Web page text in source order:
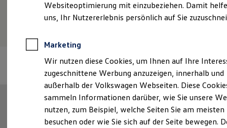
Großkunden
Behörden
Anpfiff zum Gewinn
Elektroautos
ID. Tutorials
Elektrofahrzeugkonzepte
Reichweite
Reichweite der ID. Modelle
Reichweite im Winter
Impressum & Rechtliches)
Websiteoptimierung mit einzubeziehen. Damit
uns, Ihr Nutzererlebnis persönlich auf Sie
Marketing
Wir nutzen diese Cookies, um Ihnen auf Ihre
zugeschnittene Werbung anzuzeigen, innerhalb und
außerhalb der Volkswagen Webseiten. Diese
sammeln Informationen darüber, wie Sie unsere
nutzen, zum Beispiel, welche Seiten Sie am meisten
besuchen oder wie Sie sich auf der Seite bewegen.